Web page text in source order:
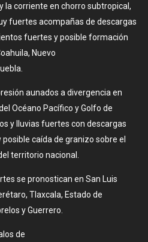
la corriente en chorro subtropical,
fuertes acompañas de descargas
fuertes y posible formación
Nuevo
aunados a divergencia en
Océano Pacífico y Golfo de
y lluvias fuertes con descargas
caída de granizo sobre el
territorio nacional.
se pronostican en San Luis
Tlaxcala, Estado de
y Guerrero.
de